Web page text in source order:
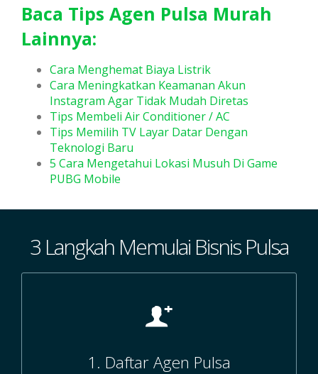
Baca Tips Agen Pulsa Murah
Lainnya:
Cara Menghemat Biaya Listrik
Cara Meningkatkan Keamanan Akun
Instagram Agar Tidak Mudah Diretas
Tips Membeli Air Conditioner / AC
Tips Memilih TV Layar Datar Dengan
Teknologi Baru
5 Cara Mengetahui Lokasi Musuh Di Game
PUBG Mobile
3 Langkah Memulai Bisnis Pulsa
1. Daftar Agen Pulsa